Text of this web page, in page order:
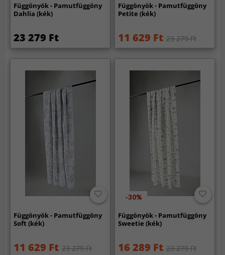
Függönyök - Pamutfüggöny
Dahlia (kék)
23 279 Ft
Függönyök - Pamutfüggöny
Petite (kék)
11 629 Ft 23 279 Ft
Függönyök - Pamutfüggöny
Soft (kék)
11 629 Ft 23 279 Ft
-30%
Függönyök - Pamutfüggöny
Sweetie (kék)
16 289 Ft 23 279 Ft